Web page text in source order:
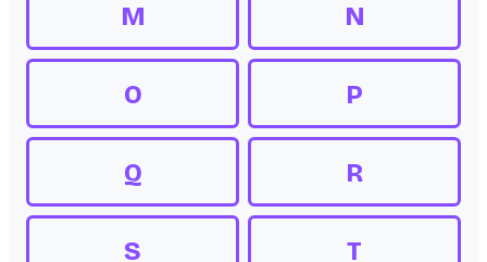
M N
O P
Q R
S T